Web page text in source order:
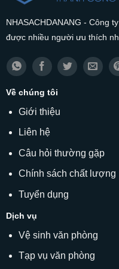
NHASACHDANANG - Công
được nhiều người ưu thích
Về chúng tôi
Giới thiệu
Liên hệ
Câu hỏi thường gặp
Chính sách chất lượng
Tuyển dụng
Dịch vụ
Vệ sinh văn phòng
Tạp vụ văn phòng